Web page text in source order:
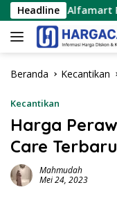
Langsung
ke
konten
HeadlinePaling Murah
Beranda Kecantikan
Kecantikan
Harga
Care
Mahmudah
Mei 24, 2023